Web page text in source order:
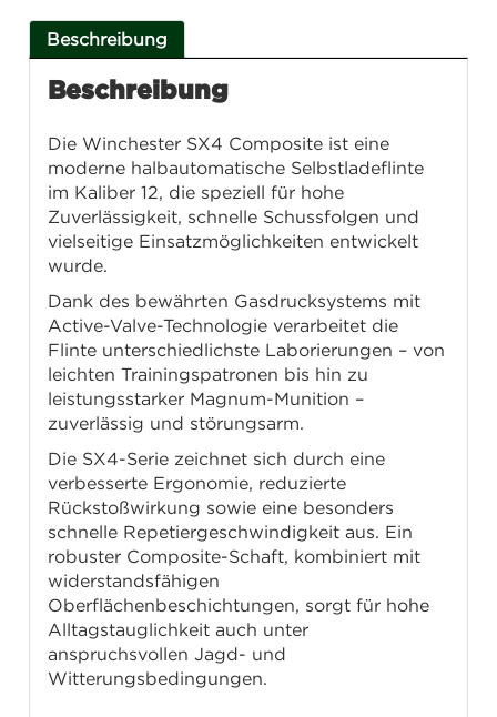
Beschreibung
Beschreibung
Die Winchester SX4 Composite ist eine
moderne halbautomatische Selbstladeflinte
im Kaliber 12, die speziell für hohe
Zuverlässigkeit, schnelle Schussfolgen und
vielseitige Einsatzmöglichkeiten entwickelt
wurde.
Dank des bewährten Gasdrucksystems mit
Active-Valve-Technologie verarbeitet die
Flinte unterschiedlichste Laborierungen – von
leichten Trainingspatronen bis hin zu
leistungsstarker Magnum-Munition –
zuverlässig und störungsarm.
Die SX4-Serie zeichnet sich durch eine
verbesserte Ergonomie, reduzierte
Rückstoßwirkung sowie eine besonders
schnelle Repetiergeschwindigkeit aus. Ein
robuster Composite-Schaft, kombiniert mit
widerstandsfähigen
Oberflächenbeschichtungen, sorgt für hohe
Alltagstauglichkeit auch unter
anspruchsvollen Jagd- und
Witterungsbedingungen.